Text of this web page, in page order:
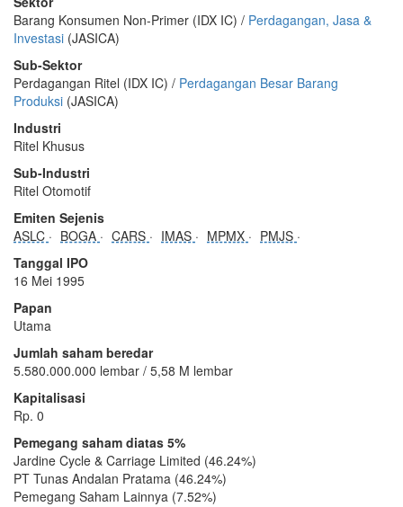
Barang Konsumen Non-Primer (IDX IC) / Perdagangan, Jasa &
Investasi (JASICA)
Sub-Sektor
Perdagangan Ritel (IDX IC) / Perdagangan Besar Barang
Produksi (JASICA)
Industri
Ritel Khusus
Sub-Industri
Ritel Otomotif
Emiten Sejenis
ASLC
BOGA CARS IMAS MPMX
PMJS
Tanggal IPO
16 Mei 1995
Papan
Utama
Jumlah saham beredar
5.580.000.000 lembar / 5,58 M lembar
Kapitalisasi
Rp. 0
Pemegang saham diatas 5%
Jardine Cycle & Carriage Limited (46.24%)
PT Tunas Andalan Pratama (46.24%)
Pemegang Saham Lainnya (7.52%)